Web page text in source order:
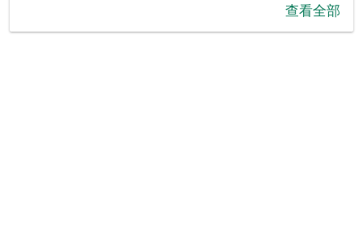
查看全部